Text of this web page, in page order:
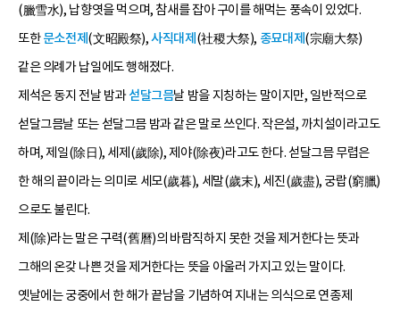
(臘雪水), 납향엿을 먹으며, 참새를 잡아 구이를 해먹는 풍속이 있었다.
또한문소전제 (文昭殿祭),사직대제 (社稷大祭), 종묘대제 (宗廟大祭)
같은 의례가 납일에도 행해졌다.
제석은 동지 전날 밤과섣달그믐날 밤을 지칭하는 말이지만, 일반적으로
섣달그믐날 또는 섣달그믐 밤과 같은 말로 쓰인다. 작은설, 까치설이라고도
하며, 제일(除日), 세제(歲除), 제야(除夜)라고도 한다. 섣달그믐 무렵은
한 해의 끝이라는 의미로 세모(歲暮), 세말(歲末), 세진(歲盡), 궁랍(窮臘)
으로도 불린다.
제(除)라는 말은 구력(舊曆)의 바람직하지 못한 것을 제거한다는 뜻과
그해의 온갖 나쁜 것을 제거한다는 뜻을 아울러 가지고 있는 말이다.
옛날에는 궁중에서 한 해가 끝남을 기념하여 지내는 의식으로 연종제